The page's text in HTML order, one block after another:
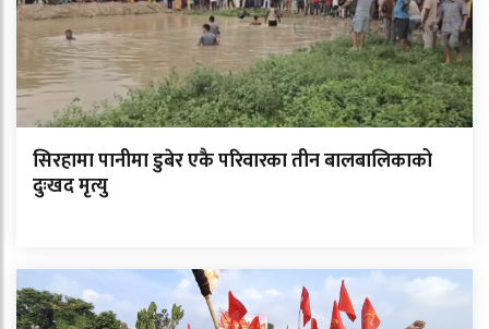
सिरहामा पानीमा डुबेर एकै परिवारका तीन बालबालिकाको
दुःखद मृत्यु